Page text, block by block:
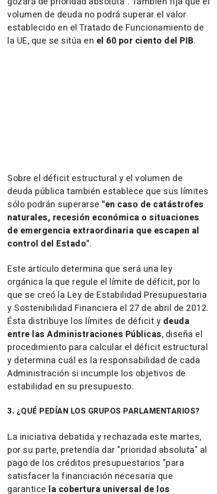
volumen de deuda no podrá superar el valor
establecido en el Tratado de Funcionamiento de
la UE, que se sitúa en el 60 por ciento del PIB.
Sobre el déficit estructural y el volumen de
deuda pública también establece que sus límites
sólo podrán superarse "en caso de catástrofes
naturales, recesión económica o situaciones
de emergencia extraordinaria que escapen al
control del Estado".
Este artículo determina que será una ley
orgánica la que regule el límite de déficit, por lo
que se creó la Ley de Estabilidad Presupuestaria
y Sostenibilidad Financiera el 27 de abril de 2012.
Ésta distribuye los límites de déficit y deuda
entre las Administraciones Públicas, diseña el
procedimiento para calcular el déficit estructural
y determina cuál es la responsabilidad de cada
Administración si incumple los objetivos de
estabilidad en su presupuesto.
3. ¿QUÉ PEDÍAN LOS GRUPOS PARLAMENTARIOS?
La iniciativa debatida y rechazada este martes,
por su parte, pretendía dar "prioridad absoluta" al
pago de los créditos presupuestarios "para
satisfacer la financiación necesaria que
garantice la cobertura universal de los